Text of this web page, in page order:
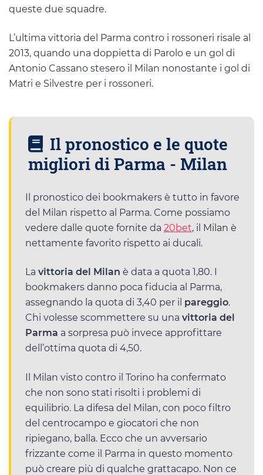
queste due squadre.
L’ultima vittoria del Parma contro i rossoneri risale al
2013, quando una doppietta di Parolo e un gol di
Antonio Cassano stesero il Milan nonostante i gol di
Matri e Silvestre per i rossoneri.
Il pronostico e le quote
migliori di Parma - Milan
Il pronostico dei bookmakers è tutto in favore
del Milan rispetto al Parma. Come possiamo
vedere dalle quote fornite da 20bet, il Milan è
nettamente favorito rispetto ai ducali.
La vittoria del Milan è data a quota 1,80. I
bookmakers danno poca fiducia al Parma,
assegnando la quota di 3,40 per il pareggio.
Chi volesse scommettere su una vittoria del
Parma a sorpresa può invece approfittare
dell’ottima quota di 4,50.
Il Milan visto contro il Torino ha confermato
che non sono stati risolti i problemi di
equilibrio. La difesa del Milan, con poco filtro
del centrocampo e giocatori che non
ripiegano, balla. Ecco che un avversario
frizzante come il Parma in questo momento
può creare più di qualche grattacapo. Non ce